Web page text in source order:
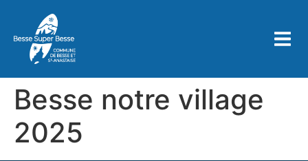
principal
Besse notre village
2025